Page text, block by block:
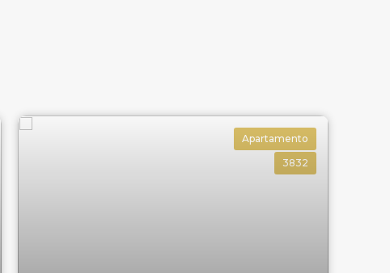
Apartamento
3832